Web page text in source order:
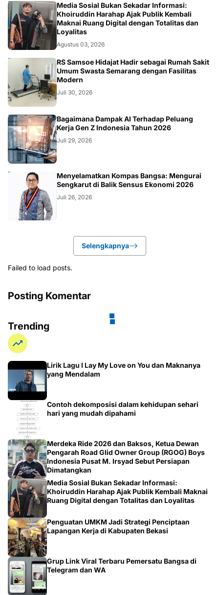
OPINI
Media Sosial Bukan Sekadar Informasi:
Khoiruddin Harahap Ajak Publik Kembali
Maknai Ruang Digital dengan Totalitas dan
Loyalitas
Agustus 03, 2026
KESEHATAN
RS Samsoe Hidajat Hadir sebagai Rumah Sakit
Umum Swasta Semarang dengan Fasilitas
Modern
Juli 30, 2026
TEKNOLOGI
Bagaimana Dampak AI Terhadap Peluang
Kerja Gen Z Indonesia Tahun 2026
Juli 29, 2026
Menyelamatkan Kompas Bangsa: Mengurai
Sengkarut di Balik Sensus Ekonomi 2026
Juli 26, 2026
Selengkapnya
Failed to load posts.
Posting Komentar
Trending
Lirik Lagu I Lay My Love on You dan Maknanya
yang Mendalam
Contoh dekomposisi dalam kehidupan sehari
hari yang mudah dipahami
Merdeka Ride 2026 dan Baksos, Ketua Dewan
Pengarah Road Glid Owner Group (RGOG) Boys
Indonesia Pusat M. Irsyad Sebut Persiapan
Dimatangkan
Media Sosial Bukan Sekadar Informasi:
Khoiruddin Harahap Ajak Publik Kembali Maknai
Ruang Digital dengan Totalitas dan Loyalitas
Penguatan UMKM Jadi Strategi Penciptaan
Lapangan Kerja di Kabupaten Bekasi
Grup Link Viral Terbaru Pemersatu Bangsa di
Telegram dan WA